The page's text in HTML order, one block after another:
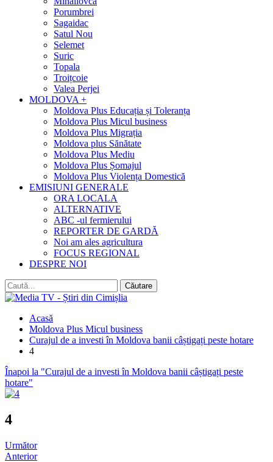
Porumbrei
Sagaidac
Satul Nou
Selemet
Suric
Topala
Troițcoie
Valea Perjei
MOLDOVA +
Moldova Plus Educația și Toleranța
Moldova Plus Micul business
Moldova Plus Migrația
Moldova plus Sănătate
Moldova Plus Mediu
Moldova Plus Șomajul
Moldova Plus Violența Domestică
EMISIUNI GENERALE
ORA LOCALA
ALTERNATIVE
ABC -ul fermierului
REPORTER DE GARDĂ
Noi am ales agricultura
FOCUS REGIONAL
DESPRE NOI
Acasă
Moldova Plus Micul business
Curajul de a investi în Moldova banii câștigați peste hotare
4
Înapoi la "Curajul de a investi în Moldova banii câștigați peste
hotare"
4
Următor
Anterior